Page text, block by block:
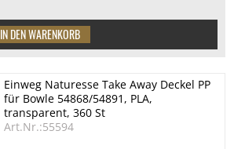
Einweg Naturesse Take Away Deckel PP
für Bowle 54868/54891, PLA,
transparent, 360 St
Art.Nr.:55594